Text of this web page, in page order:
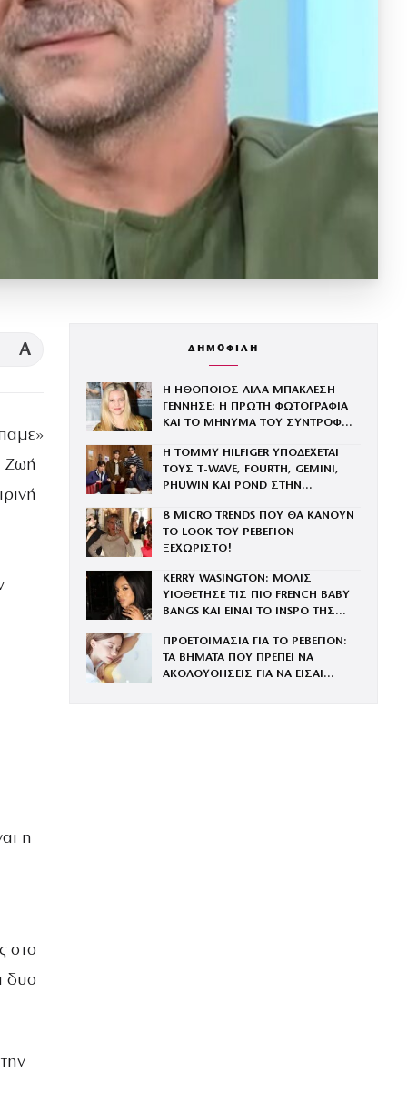
A
Ζωή
η
στο
δυο
ΔΗΜΟΦΙΛΗ
Η ΗΘΟΠΟΙΟΣ ΛΙΛΑ ΜΠΑΚΛΕΣΗ
ΓΕΝΝΗΣΕ: Η ΠΡΩΤΗ ΦΩΤΟΓΡΑΦΙΑ
ΚΑΙ ΤΟ ΜΗΝΥΜΑ ΤΟΥ ΣΥΝΤΡΟΦΟΥ
Η TOMMY HILFIGER ΥΠΟΔΕΧΕΤΑΙ
ΤΟΥΣ Τ-WAVE, FOURTH, GEMINI,
PHUWIN ΚΑΙ POND ΣΤΗΝ
8 MICRO TRENDS ΠΟΥ ΘΑ ΚΑΝΟΥΝ
ΤΟ LOOK ΤΟΥ ΡΕΒΕΓΙΟΝ
ΞΕΧΩΡΙΣΤΟ!
KERRY WASINGTON: ΜΟΛΙΣ
ΥΙΟΘΕΤΗΣΕ ΤΙΣ ΠΙΟ FRENCH BABY
BANGS ΚΑΙ ΕΙΝΑΙ ΤΟ INSPO ΤΗΣ
ΠΡΟΕΤΟΙΜΑΣΙΑ ΓΙΑ ΤΟ ΡΕΒΕΓΙΟΝ:
ΤΑ ΒΗΜΑΤΑ ΠΟΥ ΠΡΕΠΕΙ ΝΑ
ΑΚΟΛΟΥΘΗΣΕΙΣ ΓΙΑ ΝΑ ΕΙΣΑΙ